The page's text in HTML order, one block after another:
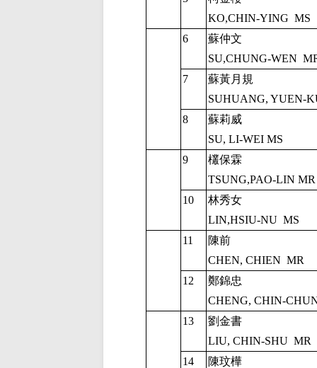
KO,CHIN-YING MS
6
蘇仲文
SU,CHUNG-WEN
7
蘇黃月規
SUHUANG, YUEN-
8
蘇莉威
SU, LI-WEI MS
9
欉保霖
TSUNG,PAO-LIN MR
10
林秀女
LIN,HSIU-NU MS
11
陳前
CHEN, CHIEN MR
12
鄭錦忠
CHENG, CHIN-
13
劉金書
LIU, CHIN-SHU MR
14
陳玟樺